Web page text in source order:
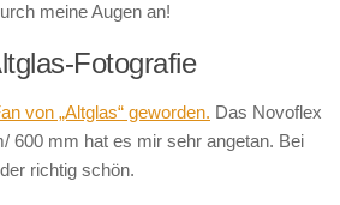
meine Augen an!
Fotografie
von „Altglas“ geworden. Das Novoflex
600 mm hat es mir sehr angetan. Bei
richtig schön.